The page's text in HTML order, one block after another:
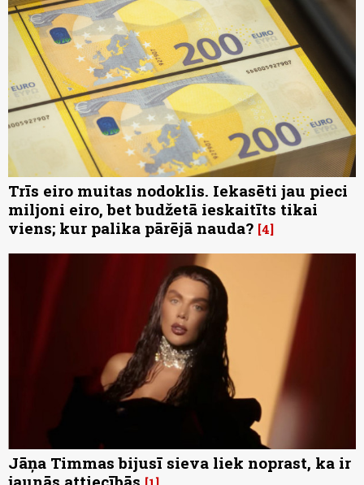
Trīs eiro muitas nodoklis. Iekasēti jau pieci
miljoni eiro, bet budžetā ieskaitīts tikai
viens; kur palika pārējā nauda? 4
Jāņa Timmas bijusī sieva liek noprast, ka ir